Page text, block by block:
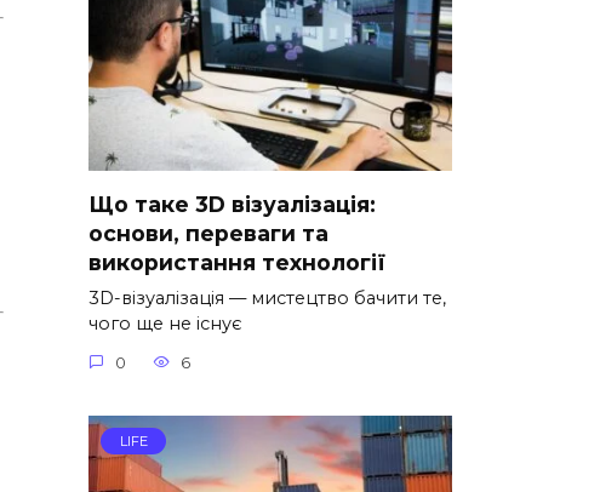
Що таке 3D візуалізація:
основи, переваги та
використання технології
3D-візуалізація — мистецтво бачити те,
чого ще не існує
0 6
LIFE